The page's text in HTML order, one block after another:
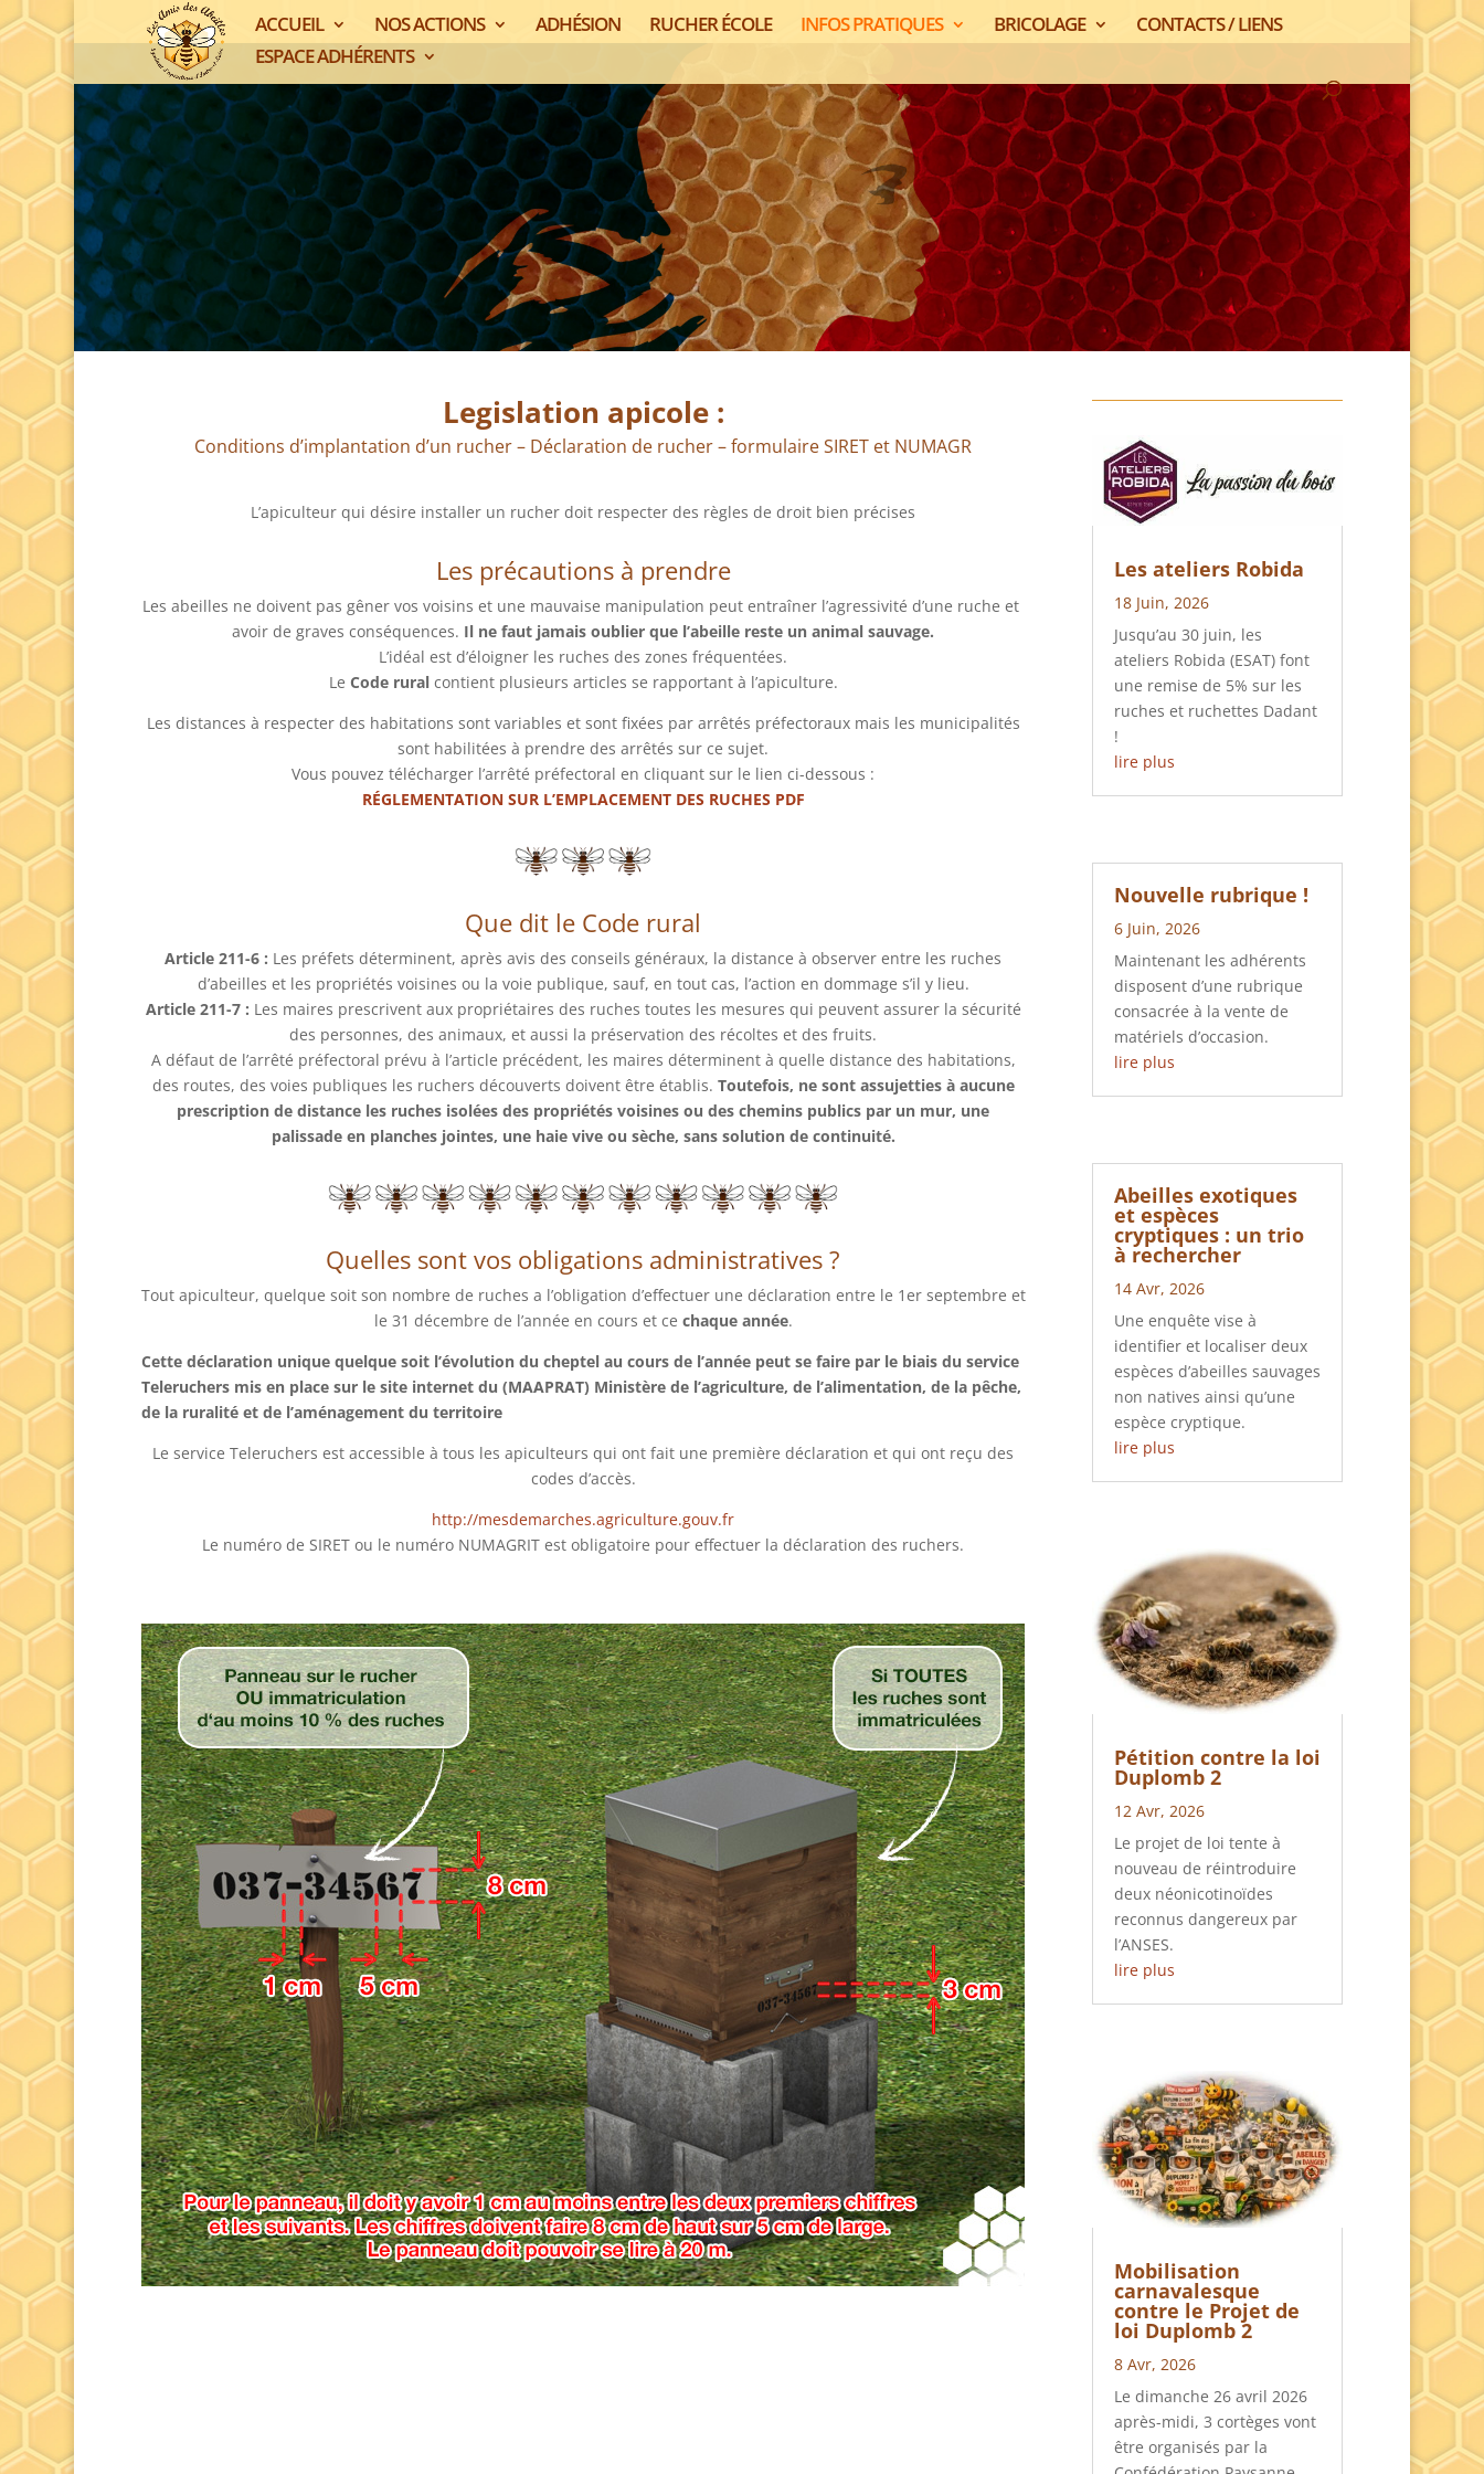
ACCUEIL NOS ACTIONS ADHÉSION RUCHER ÉCOLE INFOS PRATIQUES BRICOLAGE
CONTACTS / LIENS
ESPACE ADHÉRENTS
Legislation apicole :
Conditions d’implantation d’un rucher – Déclaration de rucher – formulaire SIRET et NUMAGR
L’apiculteur qui désire installer un rucher doit respecter des règles de droit bien précises
Les précautions à prendre
Les abeilles ne doivent pas gêner vos voisins et une mauvaise manipulation peut entraîner l’agressivité d’une ruche et
avoir de graves conséquences. Il ne faut jamais oublier que l’abeille reste un animal sauvage.
L’idéal est d’éloigner les ruches des zones fréquentées.
Le Code rural contient plusieurs articles se rapportant à l’apiculture.
Les distances à respecter des habitations sont variables et sont fixées par arrêtés préfectoraux mais les municipalités
sont habilitées à prendre des arrêtés sur ce sujet.
Vous pouvez télécharger l’arrêté préfectoral en cliquant sur le lien ci-dessous :
RÉGLEMENTATION SUR L’EMPLACEMENT DES RUCHES PDF
Que dit le Code rural
Article 211-6 : Les préfets déterminent, après avis des conseils généraux, la distance à observer entre les ruches
d’abeilles et les propriétés voisines ou la voie publique, sauf, en tout cas, l’action en dommage s’il y lieu.
Article 211-7 : Les maires prescrivent aux propriétaires des ruches toutes les mesures qui peuvent assurer la sécurité
des personnes, des animaux, et aussi la préservation des récoltes et des fruits.
A défaut de l’arrêté préfectoral prévu à l’article précédent, les maires déterminent à quelle distance des habitations,
des routes, des voies publiques les ruchers découverts doivent être établis. Toutefois, ne sont assujetties à aucune
prescription de distance les ruches isolées des propriétés voisines ou des chemins publics par un mur, une
palissade en planches jointes, une haie vive ou sèche, sans solution de continuité.
Quelles sont vos obligations administratives ?
Tout apiculteur, quelque soit son nombre de ruches a l’obligation d’effectuer une déclaration entre le 1er septembre et
le 31 décembre de l’année en cours et ce chaque année.
Cette déclaration unique quelque soit l’évolution du cheptel au cours de l’année peut se faire par le biais du service
Teleruchers mis en place sur le site internet du (MAAPRAT) Ministère de l’agriculture, de l’alimentation, de la pêche,
de la ruralité et de l’aménagement du territoire
Le service Teleruchers est accessible à tous les apiculteurs qui ont fait une première déclaration et qui ont reçu des
codes d’accès.
http://mesdemarches.agriculture.gouv.fr
Le numéro de SIRET ou le numéro NUMAGRIT est obligatoire pour effectuer la déclaration des ruchers.
Les ateliers Robida
18 Juin, 2026
Jusqu’au 30 juin, les
ateliers Robida (ESAT) font
une remise de 5% sur les
ruches et ruchettes Dadant
!
lire plus
Nouvelle rubrique !
6 Juin, 2026
Maintenant les adhérents
disposent d’une rubrique
consacrée à la vente de
matériels d’occasion.
lire plus
Abeilles exotiques
et espèces
cryptiques : un trio
à rechercher
14 Avr, 2026
Une enquête vise à
identifier et localiser deux
espèces d’abeilles sauvages
non natives ainsi qu’une
espèce cryptique.
lire plus
Pétition contre la loi
Duplomb 2
12 Avr, 2026
Le projet de loi tente à
nouveau de réintroduire
deux néonicotinoïdes
reconnus dangereux par
l’ANSES.
lire plus
Mobilisation
carnavalesque
contre le Projet de
loi Duplomb 2
8 Avr, 2026
Le dimanche 26 avril 2026
après-midi, 3 cortèges vont
être organisés par la